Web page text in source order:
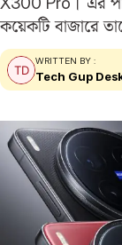
কয়েকটি বাজারে
থেকে পর্দা
স্মার্টফোন
WRITTEN BY :
Tech Gup